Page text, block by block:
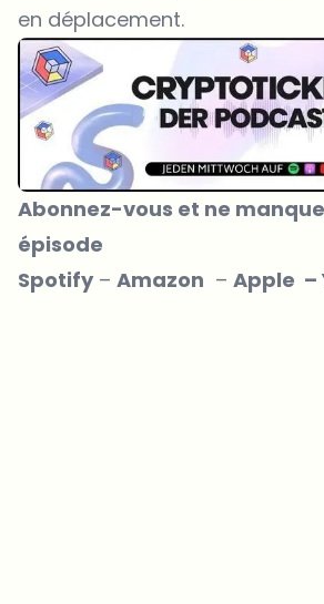
en déplacement.
Abonnez-vous et ne
épisode
Spotify– Amazon – Apple –